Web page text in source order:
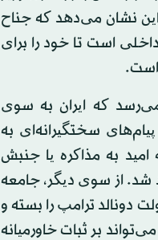
نشان می‌دهد که جناح
است تا خود را برای
است.
که ایران به سوی
سختگیرانه‌ای به
به مذاکره یا جنبش
از سوی دیگر، جامعه
دونالد ترامپ را بسته و
بر ثبات خاورمیانه